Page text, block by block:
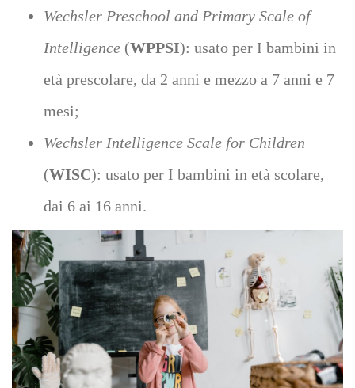
Wechsler Preschool and Primary Scale of
Intelligence (WPPSI): usato per I bambini in
età prescolare, da 2 anni e mezzo a 7 anni e 7
mesi;
Wechsler Intelligence Scale for Children
(WISC): usato per I bambini in età scolare,
dai 6 ai 16 anni.